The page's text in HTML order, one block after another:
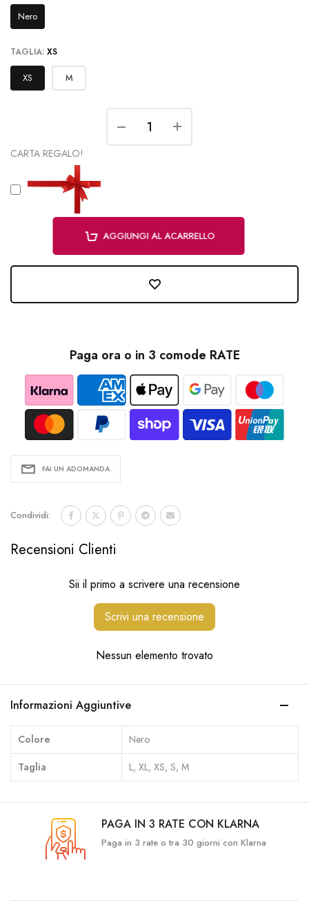
Nero
TAGLIA: XS
XS M
CARTA REGALO!
AGGIUNGI AL ACARRELLO
Paga ora o in 3 comode RATE
FAI UN ADOMANDA
Condividi:
Recensioni Clienti
Sii il primo a scrivere una recensione
Scrivi una recensione
Nessun elemento trovato
Informazioni Aggiuntive
Colore
Nero
Taglia
L, XL, XS, S, M
PAGA IN 3 RATE CON KLARNA
Paga in 3 rate o tra 30 giorni con Klarna